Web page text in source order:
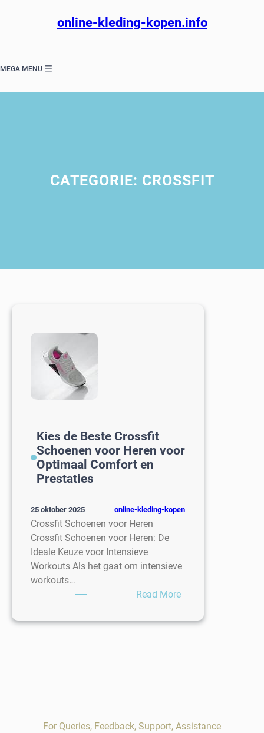
online-kleding-kopen.info
MEGA MENU
CATEGORIE: CROSSFIT
Kies de Beste Crossfit
Schoenen voor Heren voor
Optimaal Comfort en
Prestaties
25 oktober 2025 online-kleding-kopen
Crossfit Schoenen voor Heren
Crossfit Schoenen voor Heren: De
Ideale Keuze voor Intensieve
Workouts Als het gaat om intensieve
workouts…
Read More:
de
Optimaal
For Queries, Feedback, Support, Assistance